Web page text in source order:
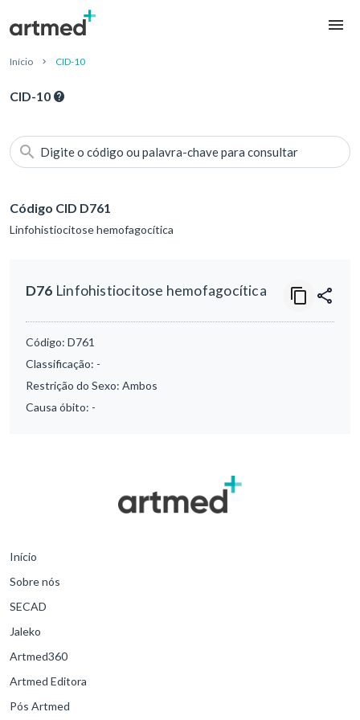
Início CID-10
CID-10
Digite o código ou palavra-chave para consultar
Código CID D761
Linfohistiocitose hemofagocítica
D76 Linfohistiocitose hemofagocítica
Código: D761
Classificação: -
Restrição do Sexo: Ambos
Causa óbito: -
Início
Sobre nós
SECAD
Jaleko
Artmed360
Artmed Editora
Pós Artmed